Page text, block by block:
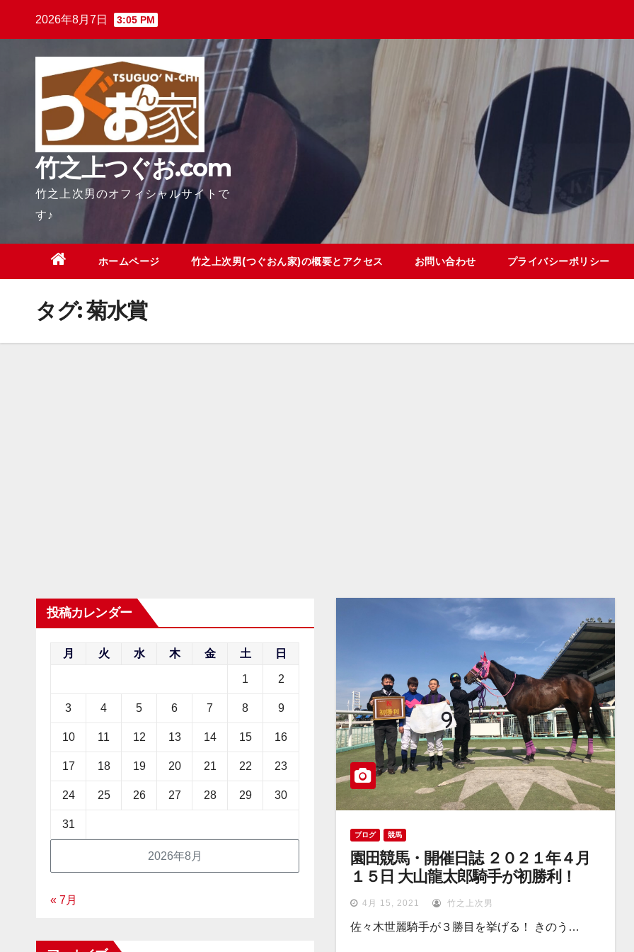
2026年8月7日 3:05 PM
竹之上つぐお.com
竹之上次男のオフィシャルサイトで
す♪
ホームページ 竹之上次男(つぐおん家)の概要とアクセス お問い合わせ プライバシーポリシー
タグ:菊水賞
投稿カレンダー
2026年8月
月 火 水 木 金 土 日
1 2
3 4 5 6 7 8 9
10 11 12 13 14 15 16
17 18 19 20 21 22 23
24 25 26 27 28 29 30
31
« 7月
ブログ 競馬
園田競馬・開催日誌 ２０２１年４月
１５日 大山龍太郎騎手が初勝利！
4月 15, 2021 竹之上次男
佐々木世麗騎手が３勝目を挙げる！ きのう…